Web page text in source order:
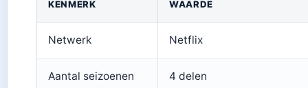
KENMERK WAARDE
Netwerk Netflix
Aantal seizoenen 4 delen